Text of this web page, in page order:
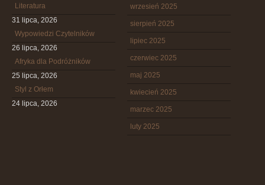
Literatura
31 lipca, 2026
Wypowiedzi Czytelników
26 lipca, 2026
Afryka dla Podróżników
25 lipca, 2026
Styl z Orłem
24 lipca, 2026
wrzesień 2025
sierpień 2025
lipiec 2025
czerwiec 2025
maj 2025
kwiecień 2025
marzec 2025
luty 2025